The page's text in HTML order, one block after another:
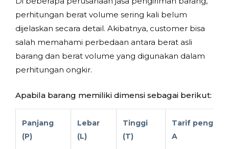
perhitungan berat volume sering kali belum
dijelaskan secara detail. Akibatnya, customer bisa
salah memahami perbedaan antara berat asli
barang dan berat volume yang digunakan dalam
perhitungan ongkir.
Apabila barang memiliki dimensi sebagai berikut:
Panjang
(P)
Lebar
(L)
Tinggi
(T)
Tarif
A